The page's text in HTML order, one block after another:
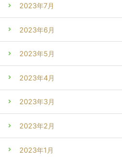
2023年7月
2023年6月
2023年5月
2023年4月
2023年3月
2023年2月
2023年1月